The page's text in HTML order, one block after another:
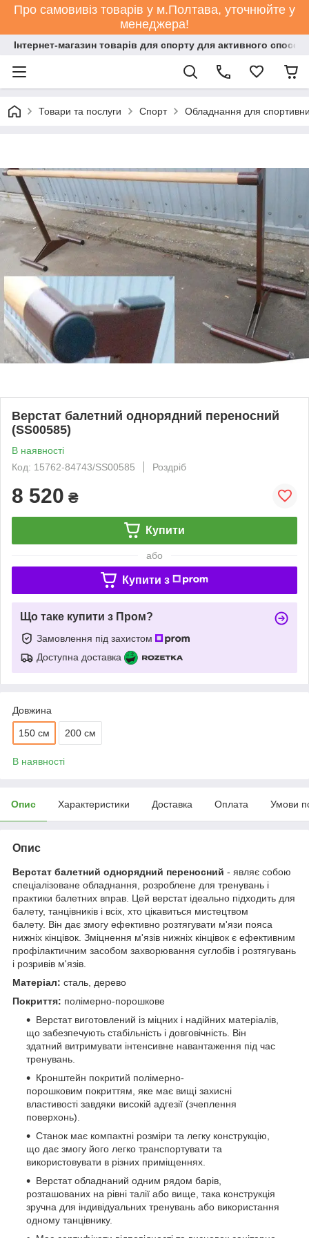
Про самовивіз товарів у м.Полтава, уточнюйте у
менеджера!
Інтернет-магазин товарів для спорту для активного
Товари та послуги Спорт Обладнання для
Верстат балетний однорядний переносний
(SS00585)
В наявності
Код: 15762-84743/SS00585
Роздріб
8 520 ₴
Купити
або
Купити з
Що таке купити з Пром?
Замовлення під захистом
Доступна доставка
Довжина
150 см 200 см
В наявності
Опис Характеристики Доставка Оплата Умови
Опис
Верстат балетний однорядний переносний - являє собою
спеціалізоване обладнання, розроблене для тренувань і
практики балетних вправ. Цей верстат ідеально підходить для
балету, танцівників і всіх, хто цікавиться мистецтвом
балету. Він дає змогу ефективно розтягувати м'язи пояса
нижніх кінцівок. Зміцнення м'язів нижніх кінцівок є ефективним
профілактичним засобом захворювання суглобів і розтягувань
і розривів м'язів.
Матеріал: сталь, дерево
Покриття: полімерно-порошкове
Верстат виготовлений із міцних і надійних матеріалів,
що забезпечують стабільність і довговічність. Він
здатний витримувати інтенсивне навантаження під час
тренувань.
Кронштейн покритий полімерно-
порошковим покриттям, яке має вищі захисні
властивості завдяки високій адгезії (зчеплення
поверхонь).
Станок має компактні розміри та легку конструкцію,
що дає змогу його легко транспортувати та
використовувати в різних приміщеннях.
Верстат обладнаний одним рядом барів,
розташованих на рівні талії або вище, така конструкція
зручна для індивідуальних тренувань або використання
одному танцівнику.